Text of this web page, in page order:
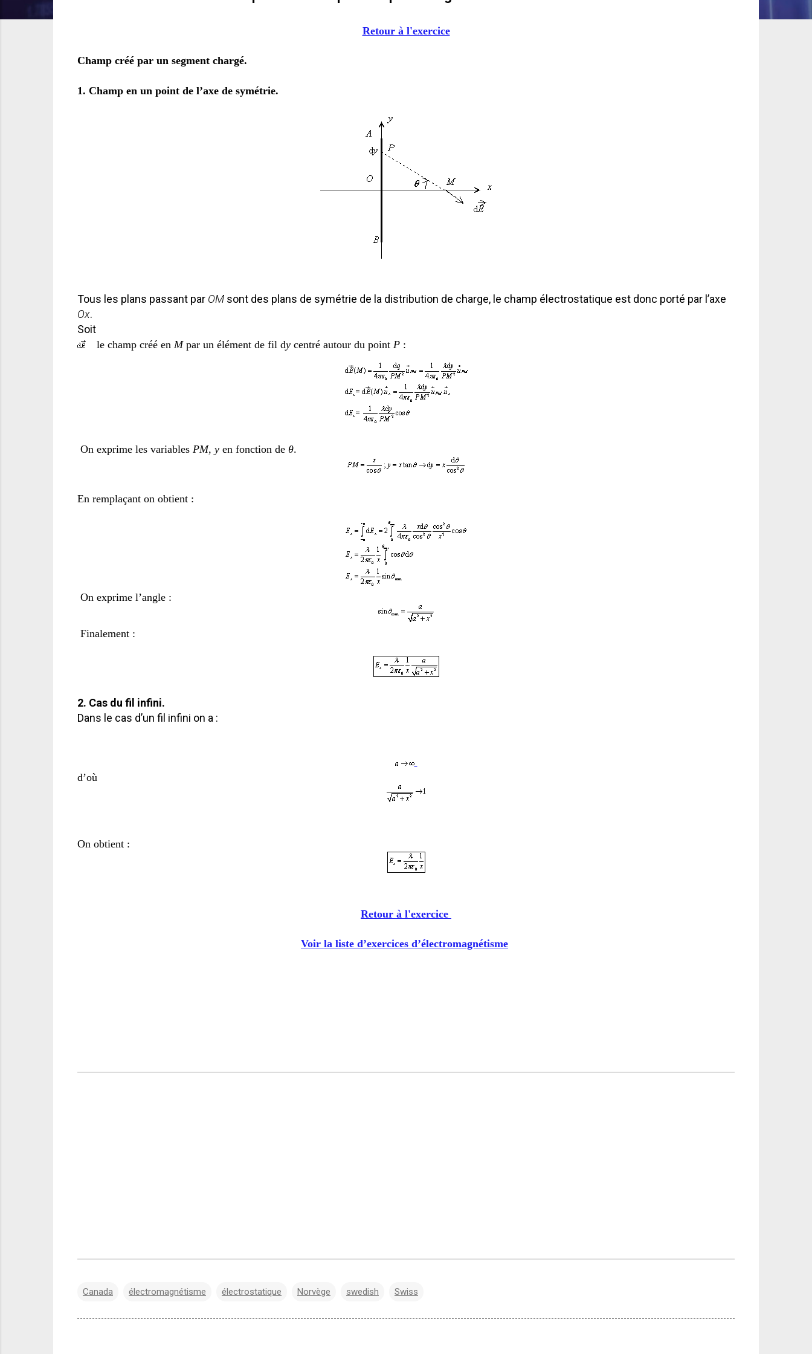
Retour à l'exercice
Champ créé par un segment chargé.
1. Champ en un point de l’axe de symétrie.
Tous les plans passant par OM sont des plans de symétrie de la distribution de charge, le champ électrostatique est donc porté par l’axe
Ox.
Soit
le champ créé en Mpar un élément de fil dy centré autour du point P :
On exprime les variables PM, y en fonction de θ.
En remplaçant on obtient :
On exprime l’angle :
Finalement :
2. Cas du fil infini.
Dans le cas d’un fil infini on a :
d’où
On obtient :
Retour à l'exercice
Voir la liste d’exercices d’électromagnétisme
Canada électromagnétisme électrostatique Norvège swedish Swiss